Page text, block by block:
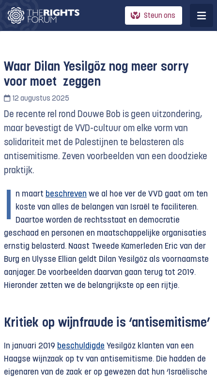
Steun ons
Waar Dilan Yesilgöz nog meer sorry
voor moet zeggen
12 augustus 2025
De recente rel rond Douwe Bob is geen uitzondering,
maar bevestigt de VVD-cultuur om elke vorm van
solidariteit met de Palestijnen te belasteren als
antisemitisme. Zeven voorbeelden van een doodzieke
praktijk.
I n maart beschreven we al hoe ver de VVD gaat om ten
koste van alles de belangen van Israël te faciliteren.
Daartoe worden de rechtsstaat en democratie
geschaad en personen en maatschappelijke organisaties
ernstig belasterd. Naast Tweede Kamerleden Eric van der
Burg en Ulysse Ellian geldt Dilan Yesilgöz als voornaamste
aanjager. De voorbeelden daarvan gaan terug tot 2019.
Hieronder zetten we de belangrijkste op een rijtje.
Kritiek op wijnfraude is ‘antisemitisme’
In januari 2019 beschuldigde Yesilgöz klanten van een
Haagse wijnzaak op tv van antisemitisme. Die hadden de
eigenaren van de zaak er op gewezen dat hun ‘Israëlische